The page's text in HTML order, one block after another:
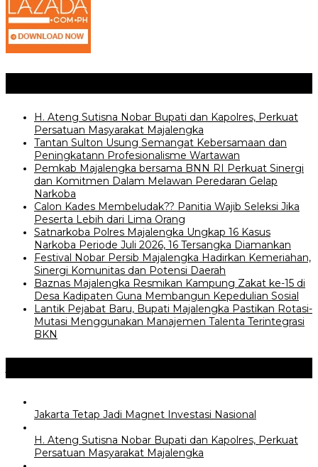
H. Ateng Sutisna Nobar Bupati dan Kapolres, Perkuat
Persatuan Masyarakat Majalengka
‎Tantan Sulton Usung Semangat Kebersamaan dan
Peningkatann Profesionalisme Wartawan
Pemkab Majalengka bersama BNN RI Perkuat Sinergi
dan Komitmen Dalam Melawan Peredaran Gelap
Narkoba
‎Calon Kades Membeludak?? Panitia Wajib Seleksi Jika
Peserta Lebih dari Lima Orang
Satnarkoba Polres Majalengka Ungkap 16 Kasus
Narkoba Periode Juli 2026, 16 Tersangka Diamankan
Festival Nobar Persib Majalengka Hadirkan Kemeriahan,
Sinergi Komunitas dan Potensi Daerah
Baznas Majalengka Resmikan Kampung Zakat ke-15 di
Desa Kadipaten Guna Membangun Kepedulian Sosial
Lantik Pejabat Baru, Bupati Majalengka Pastikan Rotasi-
Mutasi Menggunakan Manajemen Talenta Terintegrasi
BKN
Jakarta Tetap Jadi Magnet Investasi Nasional
H. Ateng Sutisna Nobar Bupati dan Kapolres, Perkuat
Persatuan Masyarakat Majalengka